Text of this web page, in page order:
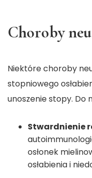
Choroby
Niektóre choroby
stopniowego
unoszenie stopy. Do
Stwardnienie
osłonek
osłabienia i